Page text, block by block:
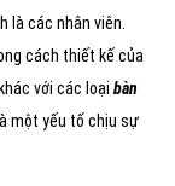
là các nhân viên.
cách thiết kế của
với các loại bàn
một yếu tố chịu sự